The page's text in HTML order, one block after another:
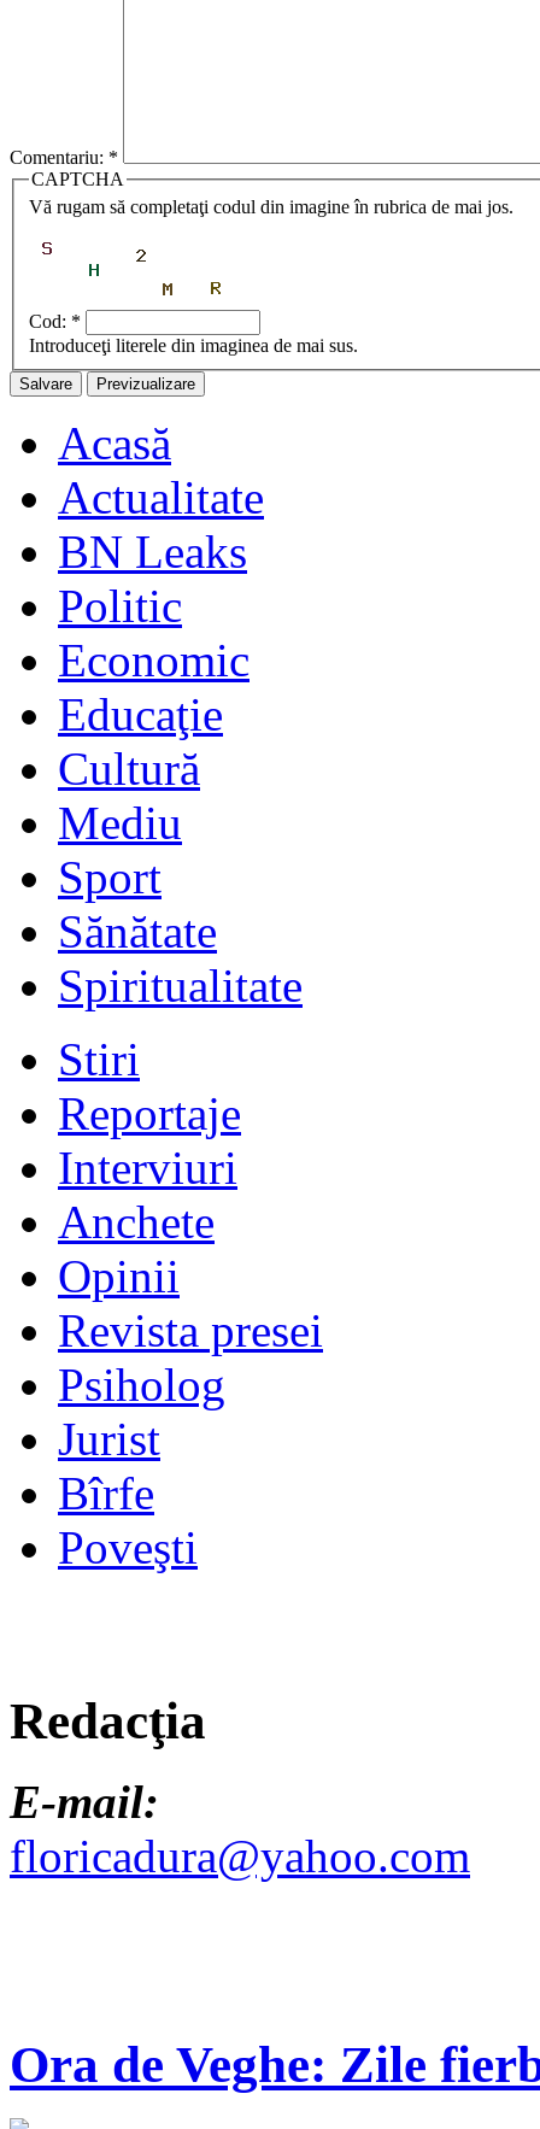
Comentariu: *
CAPTCHA
Vă rugam să completaţi codul din imagine în rubrica de mai jos.
Cod: *
Introduceţi literele din imaginea de mai sus.
Acasă
Actualitate
BN Leaks
Politic
Economic
Educaţie
Cultură
Mediu
Sport
Sănătate
Spiritualitate
Stiri
Reportaje
Interviuri
Anchete
Opinii
Revista presei
Psiholog
Jurist
Bîrfe
Poveşti
Redacţia
E-mail:
floricadura@yahoo.com
Ora de Veghe: Zile